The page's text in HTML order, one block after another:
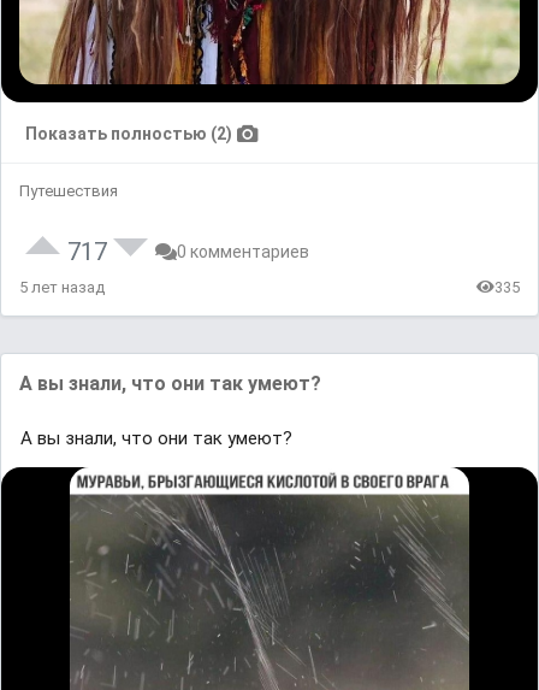
Показать полностью (2)
Путешествия
717 0 комментариев
5 лет назад 335
А вы знали, что они так умеют?
А вы знали, что они так умеют?